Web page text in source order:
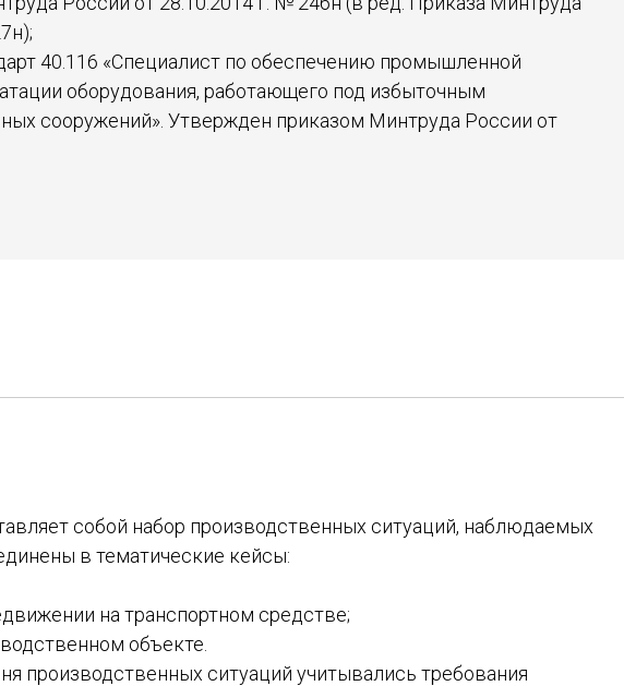
40.116 «Специалист по обеспечению промышленной
оборудования, работающего под избыточным
сооружений». Утвержден приказом Минтруда России от
собой набор производственных ситуаций, наблюдаемых
в тематические кейсы:
на транспортном средстве;
объекте.
производственных ситуаций учитывались требования